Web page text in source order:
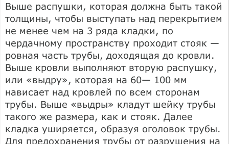
Выше распушки, которая должна быть такой
толщины, чтобы выступать над перекрытием
не менее чем на 3 ряда кладки, по
чердачному пространству проходит стояк —
ровная часть трубы, доходящая до кровли.
Выше кровли выполняют вторую распушку,
или «выдру», которая на 60— 100 мм
нависает над кровлей по всем сторонам
трубы. Выше «выдры» кладут шейку трубы
такого же размера, как и стояк. Далее
кладка уширяется, образуя оголовок трубы.
Для предохранения трубы от разрушения на